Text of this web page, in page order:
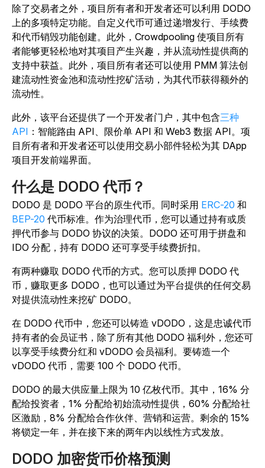
除了交易者之外，项目所有者和开发者还可以利用 DODO
上的多项特定功能。自定义代币可通过递增发行、手续费
和代币销毁功能创建。此外，Crowdpooling 使项目所有
者能够更轻松地对其项目产生兴趣，并从流动性提供商的
支持中获益。此外，项目所有者还可以使用 PMM 算法创
建流动性资金池和流动性挖矿活动，为其代币获得额外的
流动性。
此外，该平台还提供了一个开发者门户，其中包含三种
API ：智能路由 API、限价单 API 和 Web3 数据 API。项
目所有者和开发者还可以使用交易小部件轻松为其 DApp
项目开发前端界面。
什么是 DODO 代币？
DODO 是 DODO 平台的原生代币。同时采用 ERC-20 和
BEP-20 代币标准。作为治理代币，您可以通过持有或质
押代币参与 DODO 协议的决策。DODO 还可用于拼盘和
IDO 分配，持有 DODO 还可享受手续费折扣。
有两种赚取 DODO 代币的方式。您可以质押 DODO 代
币，赚取更多 DODO，也可以通过为平台提供的任何交易
对提供流动性来挖矿 DODO。
在 DODO 代币中，您还可以铸造 vDODO，这是忠诚代币
持有者的会员证书，除了所有其他 DODO 福利外，您还可
以享受手续费分红和 vDODO 会员福利。要铸造一个
vDODO 代币，需要 100 个 DODO 代币。
DODO 的最大供应量上限为 10 亿枚代币。其中，16% 分
配给投资者，1% 分配给初始流动性提供，60% 分配给社
区激励，8% 分配给合作伙伴、营销和运营。剩余的 15%
将锁定一年，并在接下来的两年内以线性方式发放。
DODO 加密货币价格预测